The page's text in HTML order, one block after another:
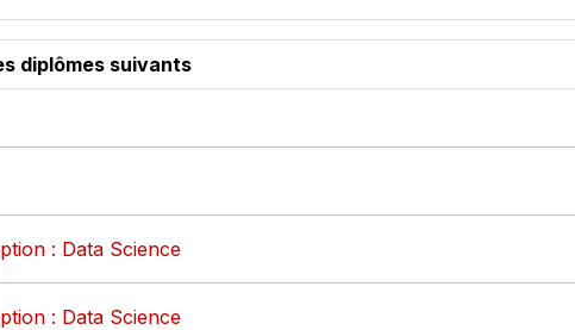
diplômes suivants
: Data Science
: Data Science